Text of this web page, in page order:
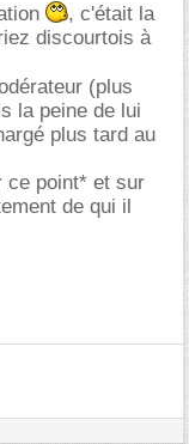
, c'était la
discourtois à
(plus
la peine de lui
plus tard au
ce point* et sur
de qui il